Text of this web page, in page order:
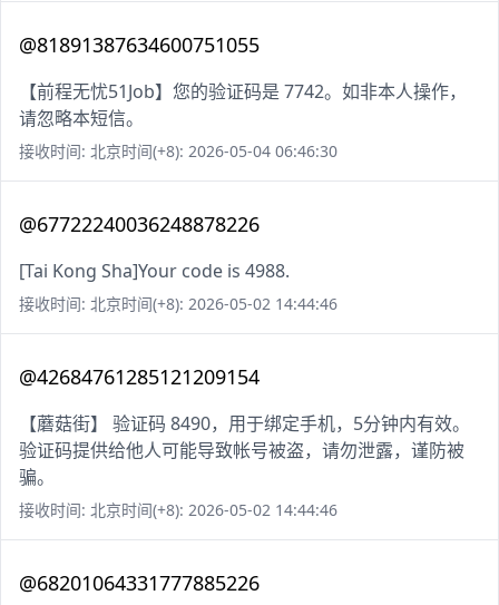
@81891387634600751055
【前程无忧51Job】您的验证码是 7742。如非本人操作，
请忽略本短信。
接收时间: 北京时间(+8): 2026-05-04 06:46:30
@67722240036248878226
[Tai Kong Sha]Your code is 4988.
接收时间: 北京时间(+8): 2026-05-02 14:44:46
@42684761285121209154
【蘑菇街】 验证码 8490，用于绑定手机，5分钟内有效。
验证码提供给他人可能导致帐号被盗，请勿泄露，谨防被
骗。
接收时间: 北京时间(+8): 2026-05-02 14:44:46
@68201064331777885226